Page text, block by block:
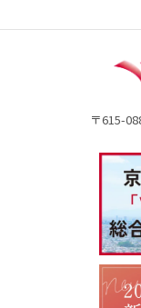
〒615-